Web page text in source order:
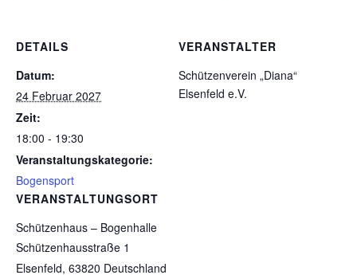
DETAILS
Datum:
24 Februar 2027
Zeit:
18:00 - 19:30
Veranstaltungskategorie:
Bogensport
VERANSTALTUNGSORT
Schützenhaus – Bogenhalle
Schützenhausstraße 1
Elsenfeld, 63820 Deutschland
VERANSTALTER
Schützenverein „Diana“
Elsenfeld e.V.